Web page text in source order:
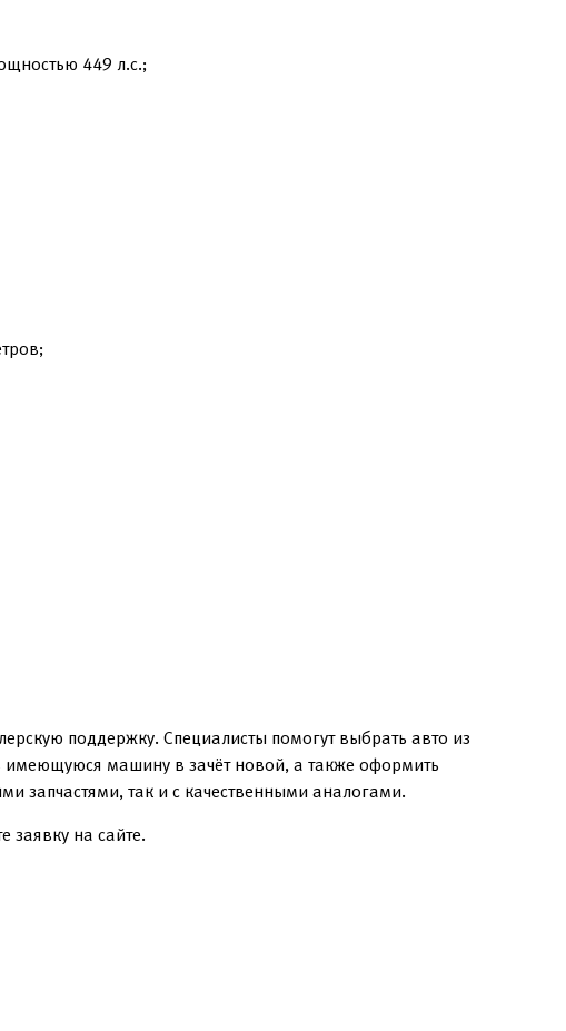
449 л.с.;
поддержку. Специалисты помогут выбрать авто из
имеющуюся машину в зачёт новой, а также оформить
запчастями, так и с качественными аналогами.
заявку на сайте.